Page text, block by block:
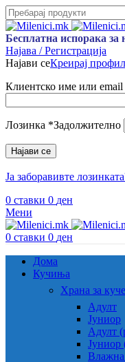
Бесплатна испорака за
Најава / Регистрација
Најави сеКреирај профил
Клиентско име или email
Лозинка *Задолжително
Најави се
Ја заборавивте
0 ставки 0 ден
Мени
0 ставки 0 ден
Дома
Кучиња
Храна за куче
Адулт
Јуниор
Адулт
Јуниор
Влажна